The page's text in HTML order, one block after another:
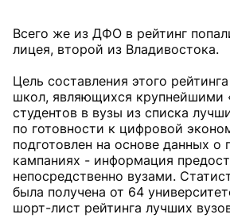
Всего же из ДФО в рейтинг
лицея, второй из Владивостока.
Цель составления этого
школ, являющихся крупнейшими
студентов в вузы из списка
по готовности к цифровой
подготовлен на основе данных о
кампаниях - информация
непосредственно вузами.
была получена от 64
шорт-лист рейтинга лучших